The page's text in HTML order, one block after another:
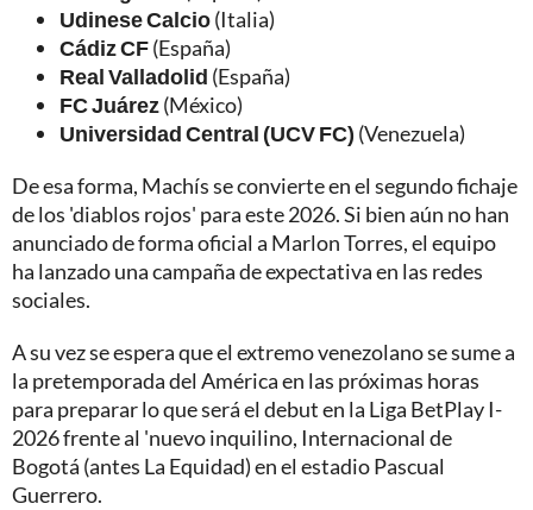
Udinese Calcio(Italia)
Cádiz CF(España)
Real Valladolid (España)
FC Juárez(México)
Universidad Central (UCV FC) (Venezuela)
De esa forma, Machís se convierte en el segundo fichaje
de los 'diablos rojos' para este 2026. Si bien aún no han
anunciado de forma oficial a Marlon Torres, el equipo
ha lanzado una campaña de expectativa en las redes
sociales.
A su vez se espera que el extremo venezolano se sume a
la pretemporada del América en las próximas horas
para preparar lo que será el debut en la Liga BetPlay I-
2026 frente al 'nuevo inquilino, Internacional de
Bogotá (antes La Equidad) en el estadio Pascual
Guerrero.